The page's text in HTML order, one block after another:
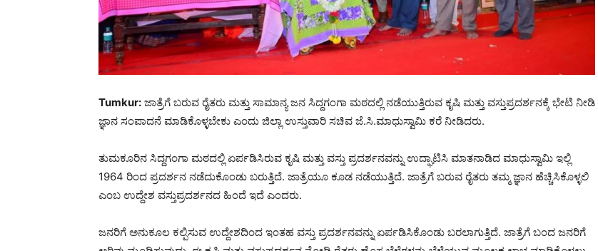
Tumkur: ಜಾತ್ರೆಗೆ ಬರುವ ರೈತರು ಮತ್ತು ಸಾಮಾನ್ಯ ಜನ ಸಿದ್ದಗಂಗಾ ಮಠದಲ್ಲಿ ನಡೆಯುತ್ತಿರುವ ಕೃಷಿ ಮತ್ತು ವಸ್ತುಪ್ರದರ್ಶನಕ್ಕೆ ಭೇಟಿ ನೀಡಿ
ಜ್ಞಾನ ಸಂಪಾದನೆ ಮಾಡಿಕೊಳ್ಳಬೇಕು ಎಂದು ಜಿಲ್ಲಾ ಉಸ್ತುವಾರಿ ಸಚಿವ ಜೆ.ಸಿ.ಮಾಧುಸ್ವಾಮಿ ಕರೆ ನೀಡಿದರು.
ತುಮಕೂರಿನ ಸಿದ್ದಗಂಗಾ ಮಠದಲ್ಲಿ ಏರ್ಪಡಿಸಿರುವ ಕೃಷಿ ಮತ್ತು ವಸ್ತು ಪ್ರದರ್ಶನವನ್ನು ಉದ್ಘಾಟಿಸಿ ಮಾತನಾಡಿದ ಮಾಧುಸ್ವಾಮಿ ಇಲ್ಲಿ
1964 ರಿಂದ ಪ್ರದರ್ಶನ ನಡೆದುಕೊಂಡು ಬರುತ್ತಿದೆ. ಜಾತ್ರೆಯೂ ಕೂಡ ನಡೆಯುತ್ತಿದೆ. ಜಾತ್ರೆಗೆ ಬರುವ ರೈತರು ತಮ್ಮ ಜ್ಞಾನ ಹೆಚ್ಚಿಸಿಕೊಳ್ಳಲಿ
ಎಂಬ ಉದ್ದೇಶ ವಸ್ತುಪ್ರದರ್ಶನದ ಹಿಂದೆ ಇದೆ ಎಂದರು.
ಜನರಿಗೆ ಅನುಕೂಲ ಕಲ್ಪಿಸುವ ಉದ್ದೇಶದಿಂದ ಇಂತಹ ವಸ್ತು ಪ್ರದರ್ಶನವನ್ನು ಏರ್ಪಡಿಸಿಕೊಂಡು ಬರಲಾಗುತ್ತಿದೆ. ಜಾತ್ರೆಗೆ ಬಂದ ಜನರಿಗೆ